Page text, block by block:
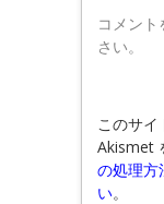
コメン
さい。
このサ
Akismet
の処理方
い。